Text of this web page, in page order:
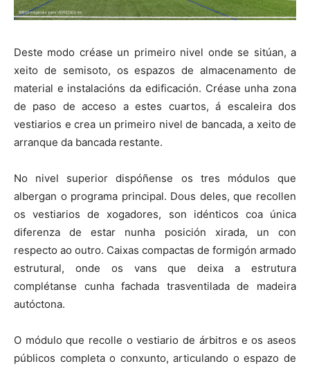
Deste modo créase un primeiro nivel onde se sitúan, a
xeito de semisoto, os espazos de almacenamento de
material e instalacións da edificación. Créase unha zona
de paso de acceso a estes cuartos, á escaleira dos
vestiarios e crea un primeiro nivel de bancada, a xeito de
arranque da bancada restante.
No nivel superior dispóñense os tres módulos que
albergan o programa principal. Dous deles, que recollen
os vestiarios de xogadores, son idénticos coa única
diferenza de estar nunha posición xirada, un con
respecto ao outro. Caixas compactas de formigón armado
estrutural, onde os vans que deixa a estrutura
complétanse cunha fachada trasventilada de madeira
autóctona.
O módulo que recolle o vestiario de árbitros e os aseos
públicos completa o conxunto, articulando o espazo de